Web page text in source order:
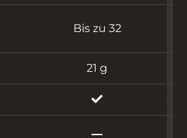
Bis zu 32
21 g